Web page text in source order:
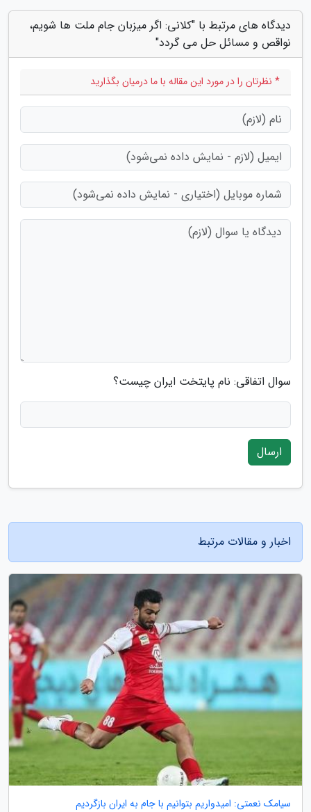
دیدگاه های مرتبط با "کلانی: اگر میزبان جام ملت ها شویم،
نواقص و مسائل حل می گردد"
* نظرتان را در مورد این مقاله با ما درمیان بگذارید
سوال اتفاقی: نام پایتخت ایران چیست؟
ارسال
اخبار و مقالات مرتبط
سیامک نعمتی: امیدواریم بتوانیم با جام به ایران بازگردیم